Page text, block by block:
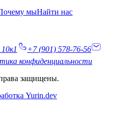
мыНайти нас
+7 (901) 578-76-56
конфиденциальности
защищены.
Yurin.dev